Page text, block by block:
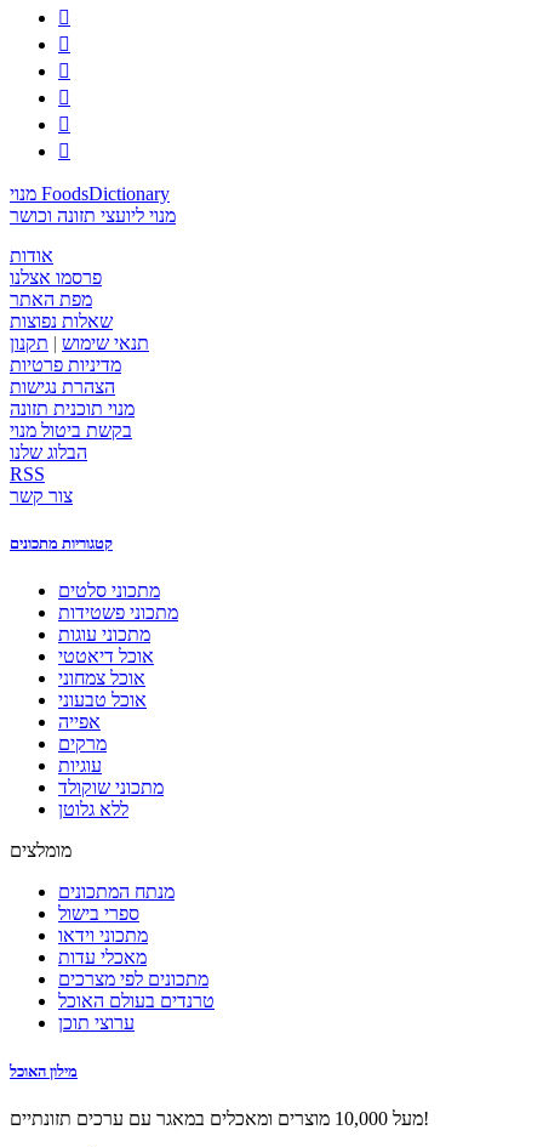






מנוי FoodsDictionary
מנוי ליועצי תזונה וכושר
אודות
פרסמו אצלנו
מפת האתר
שאלות נפוצות
תנאי שימוש | תקנון
מדיניות פרטיות
הצהרת נגישות
מנוי תוכנית תזונה
בקשת ביטול מנוי
הבלוג שלנו
RSS
צור קשר
קטגוריות מתכונים
מתכוני סלטים
מתכוני פשטידות
מתכוני עוגות
אוכל דיאטטי
אוכל צמחוני
אוכל טבעוני
אפייה
מרקים
עוגיות
מתכוני שוקולד
ללא גלוטן
מומלצים
מנתח המתכונים
ספרי בישול
מתכוני וידאו
מאכלי עדות
מתכונים לפי מצרכים
טרנדים בעולם האוכל
ערוצי תוכן
מילון האוכל
מעל 10,000 מוצרים ומאכלים במאגר עם ערכים תזונתיים!